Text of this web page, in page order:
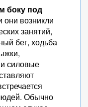
боку под
они возникли
занятий,
бег, ходьба
силовые
Обычно